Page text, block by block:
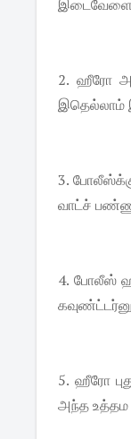
இடைவேளை
2. ஹீரோ
இதெல்லாம்
3.
வாட்ச்
4. போலீஸ்
5. ஹீரோ
அந்த உத்தம